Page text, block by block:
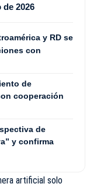
de 2026
y RD se
con
de
cooperación
de
y confirma
artificial solo